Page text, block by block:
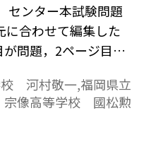
センター本試験問題
に合わせて編集した
問題，2ページ目が
河村敬一,福岡県立
宗像高等学校 國松勲